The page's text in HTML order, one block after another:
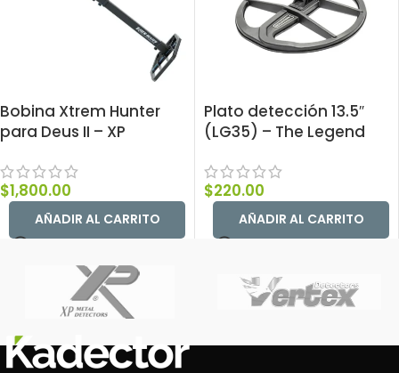
Bobina Xtrem Hunter
para Deus II – XP
$1,800.00
AÑADIR AL CARRITO
Plato detección 13.5″
(LG35) – The Legend
$220.00
AÑADIR AL CARRITO